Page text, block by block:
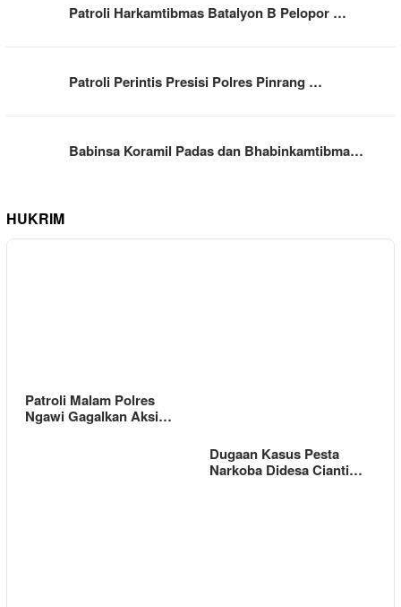
Patroli Harkamtibmas Batalyon B Pelopor …
Patroli Perintis Presisi Polres Pinrang …
Babinsa Koramil Padas dan Bhabinkamtibma…
HUKRIM
Patroli Malam Polres
Ngawi Gagalkan Aksi…
Dugaan Kasus Pesta
Narkoba Didesa Cianti…